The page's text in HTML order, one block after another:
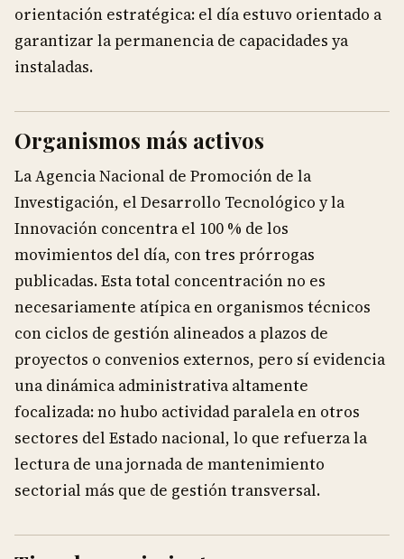
orientación estratégica: el día estuvo orientado a
garantizar la permanencia de capacidades ya
instaladas.
Organismos más activos
La Agencia Nacional de Promoción de la
Investigación, el Desarrollo Tecnológico y la
Innovación concentra el 100 % de los
movimientos del día, con tres prórrogas
publicadas. Esta total concentración no es
necesariamente atípica en organismos técnicos
con ciclos de gestión alineados a plazos de
proyectos o convenios externos, pero sí evidencia
una dinámica administrativa altamente
focalizada: no hubo actividad paralela en otros
sectores del Estado nacional, lo que refuerza la
lectura de una jornada de mantenimiento
sectorial más que de gestión transversal.